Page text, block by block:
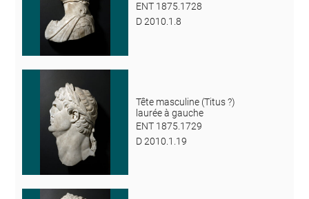
ENT 1875.1728
D 2010.1.8
Tête masculine (Titus ?)
laurée à gauche
ENT 1875.1729
D 2010.1.19